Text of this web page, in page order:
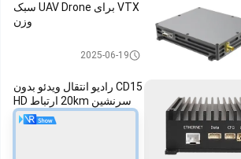
VTX برای UAV Drone سبک
وزن
COFDM فرستنده HD
2025-06-19
CD15 رادیو انتقال ویدئو بدون
سرنشین 20km ارتباط HD
بلند مدت، دو آنتن MIMO،